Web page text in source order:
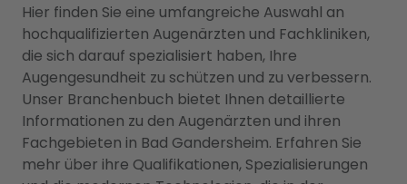
Hier finden Sie eine umfangreiche Auswahl an
hochqualifizierten Augenärzten und Fachkliniken,
die sich darauf spezialisiert haben, Ihre
Augengesundheit zu schützen und zu verbessern.
Unser Branchenbuch bietet Ihnen detaillierte
Informationen zu den Augenärzten und ihren
Fachgebieten in Bad Gandersheim. Erfahren Sie
mehr über ihre Qualifikationen, Spezialisierungen